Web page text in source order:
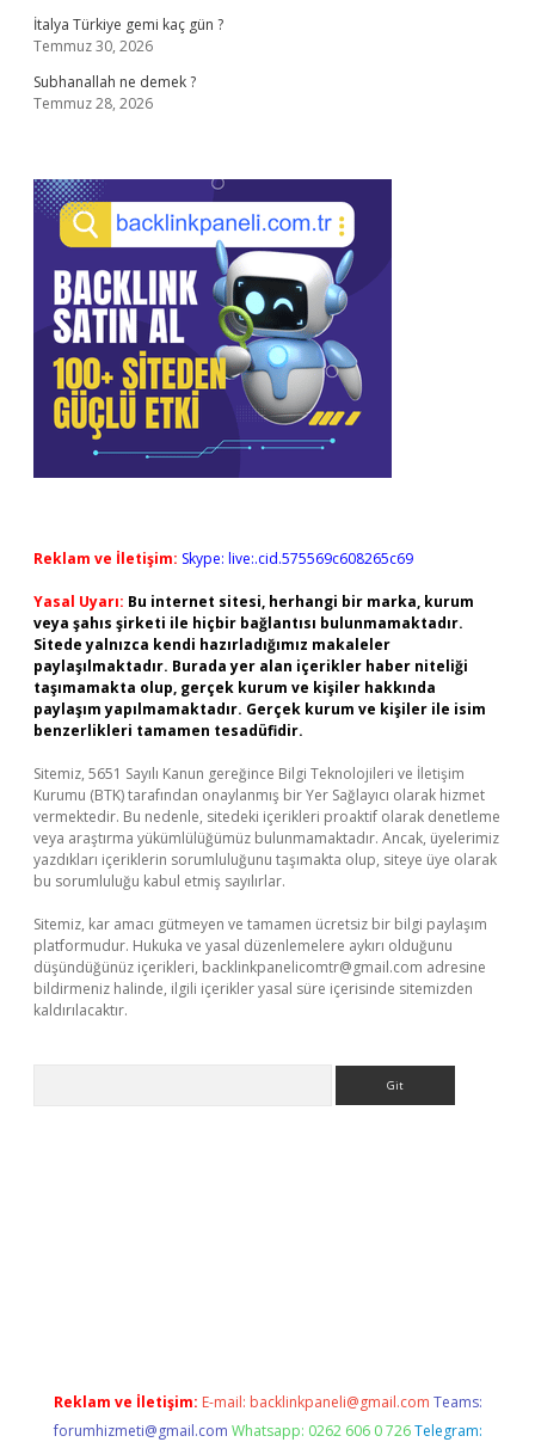
İtalya Türkiye gemi kaç gün ?
Temmuz 30, 2026
Subhanallah ne demek ?
Temmuz 28, 2026
Reklam ve İletişim: Skype: live:.cid.575569c608265c69
Yasal Uyarı: Bu internet sitesi, herhangi bir marka, kurum
veya şahıs şirketi ile hiçbir bağlantısı bulunmamaktadır.
Sitede yalnızca kendi hazırladığımız makaleler
paylaşılmaktadır. Burada yer alan içerikler haber niteliği
taşımamakta olup, gerçek kurum ve kişiler hakkında
paylaşım yapılmamaktadır. Gerçek kurum ve kişiler ile isim
benzerlikleri tamamen tesadüfidir.
Sitemiz, 5651 Sayılı Kanun gereğince Bilgi Teknolojileri ve İletişim
Kurumu (BTK) tarafından onaylanmış bir Yer Sağlayıcı olarak hizmet
vermektedir. Bu nedenle, sitedeki içerikleri proaktif olarak denetleme
veya araştırma yükümlülüğümüz bulunmamaktadır. Ancak, üyelerimiz
yazdıkları içeriklerin sorumluluğunu taşımakta olup, siteye üye olarak
bu sorumluluğu kabul etmiş sayılırlar.
Sitemiz, kar amacı gütmeyen ve tamamen ücretsiz bir bilgi paylaşım
platformudur. Hukuka ve yasal düzenlemelere aykırı olduğunu
düşündüğünüz içerikleri, backlinkpanelicomtr@gmail.com adresine
bildirmeniz halinde, ilgili içerikler yasal süre içerisinde sitemizden
kaldırılacaktır.
Reklam ve İletişim: E-mail: backlinkpaneli@gmail.com Teams:
forumhizmeti@gmail.com Whatsapp: 0262 606 0 726 Telegram: